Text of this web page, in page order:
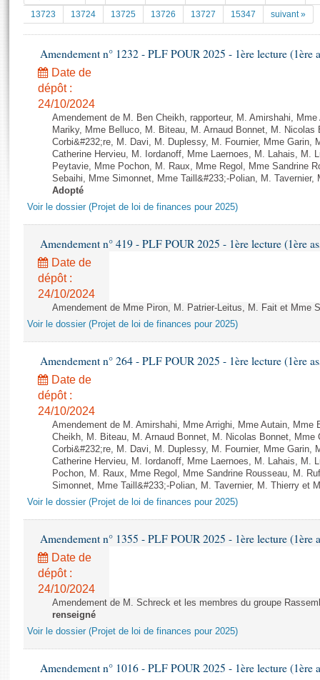
Documents parlementaires
Projets de loi
Propositions de loi
Amendements
Textes adoptés
Rapports d'information
Rapports d'enquête
Rapports législatifs
Rapports sur l'application des lois
Dossiers législatifs
Budget et sécurité sociale
Questions écrites et orales
Comptes rendus des débats
( Constitution | Règlement de l'Assemblée ... )
Histoire
Juniors
Anciennes législatures
Liens vers les sites publics
La Bibliothèque
Les archives
Photos libres de droit
13723
13724 13725 13726 13727 15347 suivant »
Amendement n° 1232 - PLF POUR 2025 - 1ère lecture (1ère
Date de
dépôt :
24/10/2024
Amendement de M. Ben Cheikh, rapporteur, M. Amirshahi,
Mariky, Mme Belluco, M. Biteau, M. Arnaud Bonnet, M. Nicolas
Corbi&#232;re, M. Davi, M. Duplessy, M. Fournier, Mme Garin,
Catherine Hervieu, M. Iordanoff, Mme Laernoes, M. Lahais, M.
Peytavie, Mme Pochon, M. Raux, Mme Regol, Mme Sandrine
Sebaihi, Mme Simonnet, Mme Taill&#233;-Polian, M.
Adopté
Voir le dossier (Projet de loi de finances pour 2025)
Amendement n° 419 - PLF POUR 2025 - 1ère lecture (1ère
Date de
dépôt :
24/10/2024
Amendement de Mme Piron, M. Patrier-Leitus, M. Fait et Mme
Voir le dossier (Projet de loi de finances pour 2025)
Amendement n° 264 - PLF POUR 2025 - 1ère lecture (1ère
Date de
dépôt :
24/10/2024
Amendement de M. Amirshahi, Mme Arrighi, Mme Autain,
Cheikh, M. Biteau, M. Arnaud Bonnet, M. Nicolas Bonnet, Mme
Corbi&#232;re, M. Davi, M. Duplessy, M. Fournier, Mme Garin,
Catherine Hervieu, M. Iordanoff, Mme Laernoes, M. Lahais, M.
Pochon, M. Raux, Mme Regol, Mme Sandrine Rousseau, M.
Simonnet, Mme Taill&#233;-Polian, M. Tavernier, M. Thierry et
Voir le dossier (Projet de loi de finances pour 2025)
Amendement n° 1355 - PLF POUR 2025 - 1ère lecture (1ère
Date de
dépôt :
24/10/2024
Amendement de M. Schreck et les membres du groupe
renseigné
Voir le dossier (Projet de loi de finances pour 2025)
Amendement n° 1016 - PLF POUR 2025 - 1ère lecture (1ère